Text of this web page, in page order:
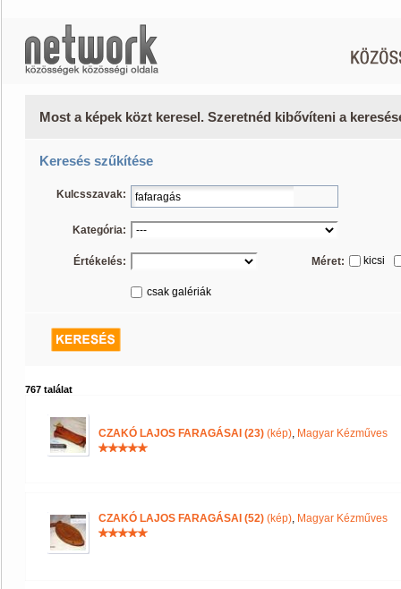
Most a képek közt keresel. Szeretnéd kibővíteni a
Keresés szűkítése
Kulcsszavak:
Kategória:
Értékelés: Méret: kicsi
csak galériák
767 találat
CZAKÓ LAJOS FARAGÁSAI (23) (kép), Magyar Kézműves
CZAKÓ LAJOS FARAGÁSAI (52) (kép), Magyar Kézműves